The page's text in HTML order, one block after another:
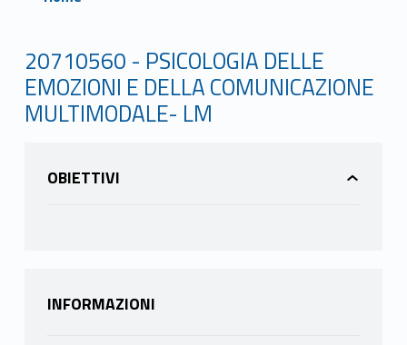
20710560 - PSICOLOGIA DELLE
EMOZIONI E DELLA COMUNICAZIONE
MULTIMODALE- LM
OBIETTIVI
INFORMAZIONI